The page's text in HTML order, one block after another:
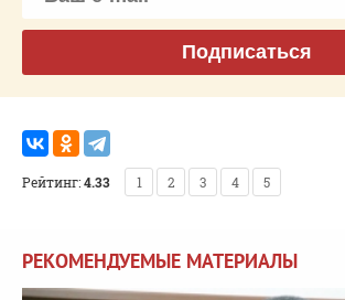
Подписаться
Рейтинг:4.33 1 2 3 4 5
РЕКОМЕНДУЕМЫЕ МАТЕРИАЛЫ